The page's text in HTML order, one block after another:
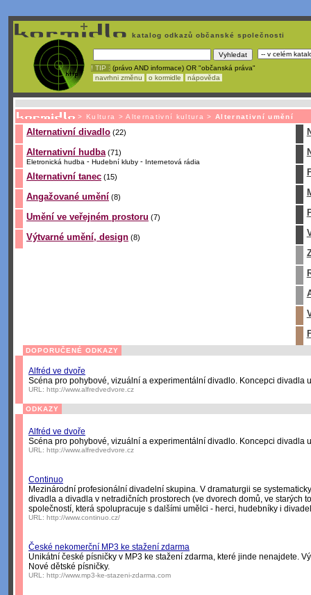
katalog odkazů občanské společnosti
! TIP : (právo AND informace) OR "občanská práva"
navrhni změnu
o kormidle nápověda
> Kultura >Alternativní kultura > Alternativní umění
Alternativní divadlo (22)
Alternativní hudba (71)
Eletronická hudba - Hudební kluby - Internetová rádia
Alternativní tanec (15)
Angažované umění (8)
Umění ve veřejném prostoru (7)
Výtvarné umění, design (8)
DOPORUČENÉ ODKAZY
Alfréd ve dvoře
Scéna pro pohybové, vizuální a experimentální divadlo. Koncepci divadla
URL: http://www.alfredvedvore.cz
ODKAZY
Alfréd ve dvoře
Scéna pro pohybové, vizuální a experimentální divadlo. Koncepci divadla
URL: http://www.alfredvedvore.cz
Continuo
Mezinárodní profesionální divadelní skupina. V dramaturgii se
divadla a divadla v netradičních prostorech (ve dvorech domů, ve starých
společností, která spolupracuje s dalšími umělci - herci, hudebníky i
URL: http://www.continuo.cz/
České nekomerční MP3 ke stažení zdarma
Unikátní české písničky v MP3 ke stažení zdarma, které jinde nenajdete.
Nové dětské písničky.
URL: http://www.mp3-ke-stazeni-zdarma.com